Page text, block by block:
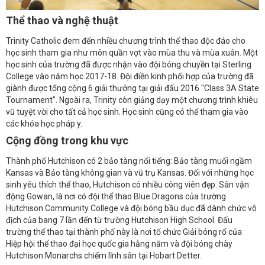
Thể thao và nghệ thuật
Trinity Catholic đem đến nhiều chương trình thể thao độc đáo cho
học sinh tham gia như môn quần vợt vào mùa thu và mùa xuân. Một
học sinh của trường đã được nhận vào đội bóng chuyền tại Sterling
College vào năm học 2017-18. Đội điền kinh phối hợp của trường đã
giành được tổng cộng 6 giải thưởng tại giải đấu 2016 "Class 3A State
Tournament". Ngoài ra, Trinity còn giảng dạy một chương trình khiêu
vũ tuyệt vời cho tất cả học sinh. Học sinh cũng có thể tham gia vào
các khóa học pháp y.
Cộng đồng trong khu vực
Thành phố Hutchison có 2 bảo tàng nổi tiếng: Bảo tàng muối ngầm
Kansas và Bảo tàng không gian và vũ trụ Kansas. Đối với những học
sinh yêu thích thể thao, Hutchison có nhiều công viên đẹp. Sân vận
động Gowan, là nơi có đội thể thao Blue Dragons của trường
Hutchison Community College và đội bóng bầu dục đã dành chức vô
địch của bang 7 lần đến từ trường Hutchison High School. Đấu
trường thể thao tại thành phố này là nơi tổ chức Giải bóng rổ của
Hiệp hội thể thao đại học quốc gia hằng năm và đội bóng chày
Hutchison Monarchs chiếm lĩnh sân tại Hobart Detter.